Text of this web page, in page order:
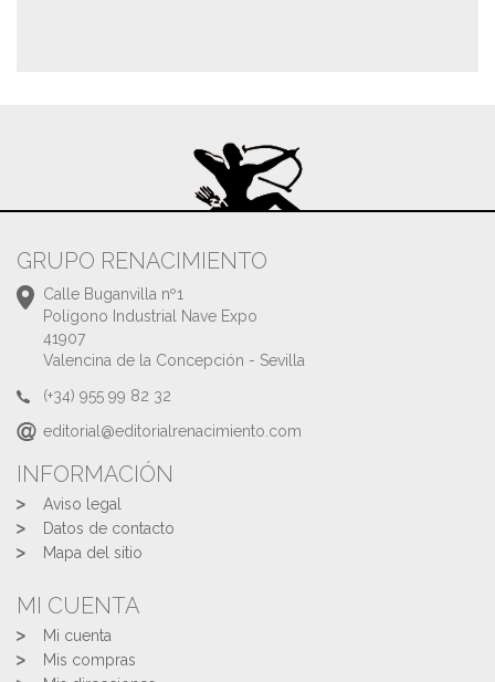
GRUPO RENACIMIENTO
Calle Buganvilla nº1
Polígono Industrial Nave Expo
41907
Valencina de la Concepción - Sevilla
(+34) 955 99 82 32
editorial@editorialrenacimiento.com
INFORMACIÓN
Aviso legal
Datos de contacto
Mapa del sitio
MI CUENTA
Mi cuenta
Mis compras